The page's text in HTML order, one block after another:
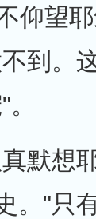
仰望
到。
默想
。"只